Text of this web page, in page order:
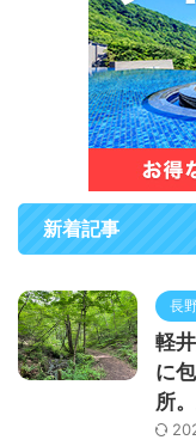
新着記事
長
軽
に
所